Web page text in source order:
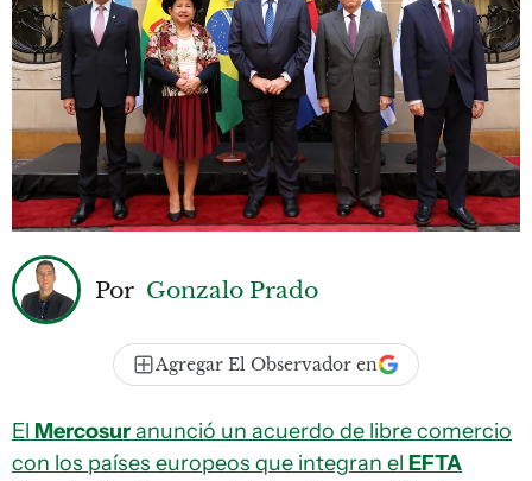
Por Gonzalo Prado
Agregar El Observador en
El Mercosuranunció un acuerdo de libre comercio
con los países europeos que integran el EFTA